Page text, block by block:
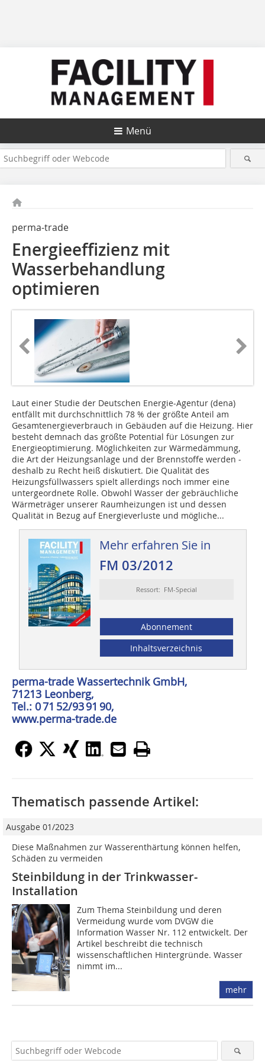
Menü
perma-trade
Energieeffizienz mit
Wasserbehandlung
optimieren
Laut einer Studie der Deutschen Energie-Agentur (dena)
entfällt mit durchschnittlich 78 % der größte Anteil am
Gesamtenergiever­brauch in Gebäuden auf die Heizung. Hier
besteht demnach das größte Potential für Lösungen zur
Energieoptimierung. Möglichkeiten zur Wärmedämmung,
die Art der Heizungsanlage und der Brennstoffe werden ­
deshalb zu Recht heiß diskutiert. Die Qualität des
Heizungsfüllwassers spielt allerdings noch immer eine
unterge­ordnete Rolle. Obwohl Wasser der ­gebräuchliche
Wärme­träger unserer Raum­heizun­gen ist und dessen
Qualität in Bezug auf ­Energieverluste und mögliche...
Mehr erfahren Sie in
FM 03/2012
Ressort: FM-Special
Abonnement
Inhaltsverzeichnis
perma-trade Wassertechnik GmbH,
71213 Leonberg,
Tel.: 0 71 52/93 91 90,
www.perma-trade.de
Thematisch passende Artikel:
Ausgabe 01/2023
Diese Maßnahmen zur Wasserenthärtung können helfen,
Schäden zu vermeiden
Steinbildung in der Trinkwasser-
Installation
Zum Thema Steinbildung und deren
Vermeidung wurde vom DVGW die
Information Wasser Nr. 112 entwickelt. Der
Artikel beschreibt die technisch
wissenschaftlichen Hintergründe. Wasser
nimmt im...
mehr